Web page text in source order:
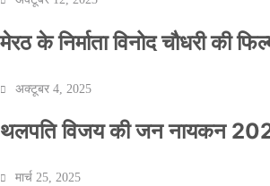
मेरठ के निर्माता विनोद चौधरी की
अक्टूबर 4, 2025
थलपति विजय की जन नायकन
मार्च 25, 2025